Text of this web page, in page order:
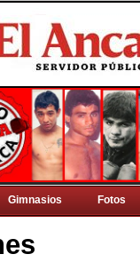
Gimnasios Fotos